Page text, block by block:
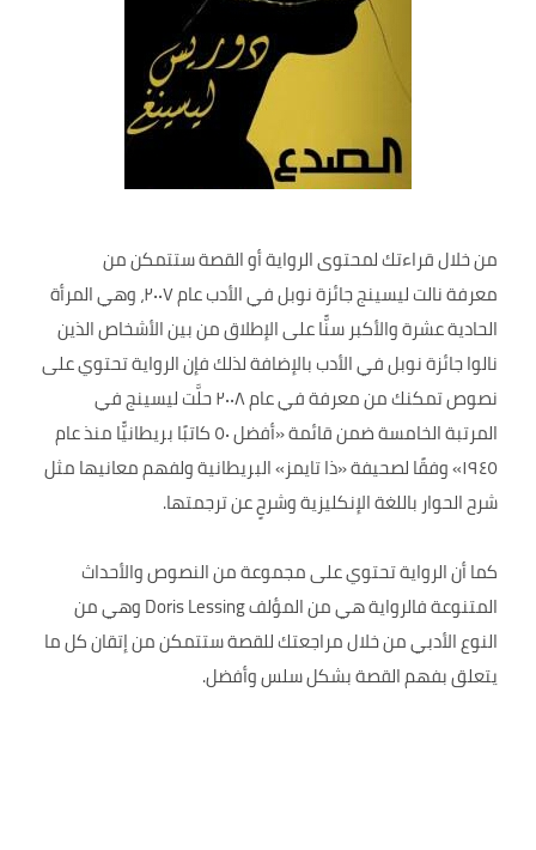
من خلال قراءتك لمحتوى الرواية أو القصة ستتمكن من
معرفة نالت ليسينج جائزة نوبل في الأدب عام ٢٠٠٧، وهي المرأة
الحادية عشرة والأكبر سنًّا على الإطلاق من بين الأشخاص الذين
نالوا جائزة نوبل في الأدب بالإضافة لذلك فإن الرواية تحتوي على
نصوص تمكنك من معرفة في عام ٢٠٠٨ حلَّت ليسينج في
المرتبة الخامسة ضمن قائمة «أفضل ٥٠ كاتبًا بريطانيًّا منذ عام
١٩٤٥» وفقًا لصحيفة «ذا تايمز» البريطانية ولفهم معانيها مثل
شرح الحوار باللغة الإنكليزية وشرحٍ عن ترجمتها.
كما أن الرواية تحتوي على مجموعة من النصوص والأحداث
المتنوعة فالرواية هي من المؤلف Doris Lessing وهي من
النوع الأدبي من خلال مراجعتك للقصة ستتمكن من إتقان كل ما
يتعلق بفهم القصة بشكل سلس وأفضل.